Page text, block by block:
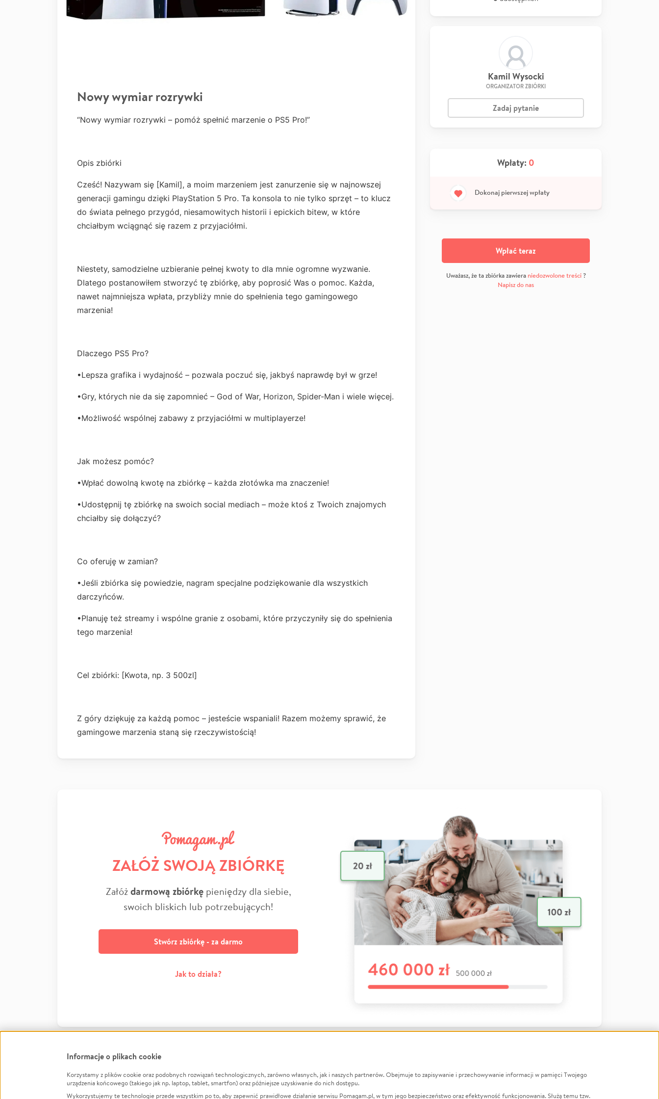
Nowy wymiar rozrywki
“Nowy wymiar rozrywki – pomóż spełnić marzenie o PS5 Pro!”
Opis zbiórki
Cześć! Nazywam się [Kamil], a moim marzeniem jest zanurzenie się w najnowszej
generacji gamingu dzięki PlayStation 5 Pro. Ta konsola to nie tylko sprzęt – to klucz
do świata pełnego przygód, niesamowitych historii i epickich bitew, w które
chciałbym wciągnąć się razem z przyjaciółmi.
Niestety, samodzielne uzbieranie pełnej kwoty to dla mnie ogromne wyzwanie.
Dlatego postanowiłem stworzyć tę zbiórkę, aby poprosić Was o pomoc. Każda,
nawet najmniejsza wpłata, przybliży mnie do spełnienia tego gamingowego
marzenia!
Dlaczego PS5 Pro?
•Lepsza grafika i wydajność – pozwala poczuć się, jakbyś naprawdę był w grze!
•Gry, których nie da się zapomnieć – God of War, Horizon, Spider-Man i wiele więcej.
•Możliwość wspólnej zabawy z przyjaciółmi w multiplayerze!
Jak możesz pomóc?
•Wpłać dowolną kwotę na zbiórkę – każda złotówka ma znaczenie!
•Udostępnij tę zbiórkę na swoich social mediach – może ktoś z Twoich znajomych
chciałby się dołączyć?
Co oferuję w zamian?
•Jeśli zbiórka się powiedzie, nagram specjalne podziękowanie dla wszystkich
darczyńców.
•Planuję też streamy i wspólne granie z osobami, które przyczyniły się do spełnienia
tego marzenia!
Cel zbiórki: [Kwota, np. 3 500zl]
Z góry dziękuję za każdą pomoc – jesteście wspaniali! Razem możemy sprawić, że
gamingowe marzenia staną się rzeczywistością!
Kamil Wysocki
ORGANIZATOR ZBIÓRKI
Zadaj pytanie
Wpłaty: 0
Dokonaj pierwszej wpłaty
Wpłać teraz
Uważasz, że ta zbiórka zawiera niedozwolone treści?
Napisz do nas
ZAŁÓŻ SWOJĄ ZBIÓRKĘ
Załóżdarmową zbiórkępieniędzy dla siebie,
swoich bliskich lub potrzebujących!
Stwórz zbiórkę - za darmo
Jak to działa?
Informacje O nas Zbieraj na
Informacje o plikach cookie
Korzystamy z plików cookie oraz podobnych rozwiązań technologicznych, zarówno własnych, jak i naszych partnerów. Obejmuje to zapisywanie i przechowywanie informacji w pamięci Twojego
urządzenia końcowego (takiego jak np. laptop, tablet, smartfon) oraz późniejsze uzyskiwanie do nich dostępu.
Wykorzystujemy te technologie przede wszystkim po to, aby zapewnić prawidłowe działanie serwisu Pomagam.pl, w tym jego bezpieczeństwo oraz efektywność funkcjonowania. Służą temu tzw.